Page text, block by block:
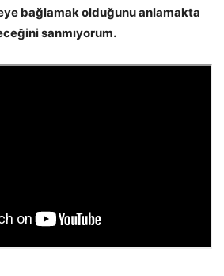
bağlamak olduğunu anlamakta
sanmıyorum.